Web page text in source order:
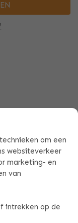
om een
websiteverkeer
marketing- en
van
intrekken op de